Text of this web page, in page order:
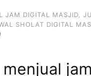
JAM DIGITAL MASJID
SHOLAT DIGITAL
menjual